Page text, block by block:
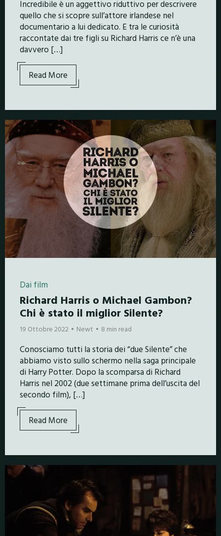
Incredibile è un aggettivo riduttivo per descrivere
quello che si scopre sull’attore irlandese nel
documentario a lui dedicato. E tra le curiosità
raccontate dai tre figli su Richard Harris ce n’è una
davvero […]
Read More
Dai film
Richard Harris o Michael Gambon?
Chi è stato il miglior Silente?
19 Ottobre 2022 Newt 8 min read
Conosciamo tutti la storia dei “due Silente” che
abbiamo visto sullo schermo nella saga principale
di Harry Potter. Dopo la scomparsa di Richard
Harris nel 2002 (due settimane prima dell’uscita del
secondo film), […]
Read More